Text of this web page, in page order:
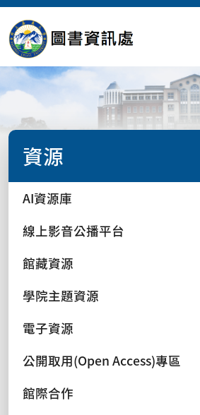
資源
AI資源庫
線上影音公播平台
館藏資源
學院主題資源
電子資源
公開取用(Open Access)專區
館際合作